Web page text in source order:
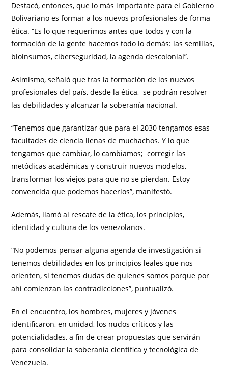
Destacó, entonces, que lo más importante para el Gobierno
Bolivariano es formar a los nuevos profesionales de forma
ética. “Es lo que requerimos antes que todos y con la
formación de la gente hacemos todo lo demás: las semillas,
bioinsumos, ciberseguridad, la agenda descolonial”.
Asimismo, señaló que tras la formación de los nuevos
profesionales del país, desde la ética, se podrán resolver
las debilidades y alcanzar la soberanía nacional.
“Tenemos que garantizar que para el 2030 tengamos esas
facultades de ciencia llenas de muchachos. Y lo que
tengamos que cambiar, lo cambiamos; corregir las
metódicas académicas y construir nuevos modelos,
transformar los viejos para que no se pierdan. Estoy
convencida que podemos hacerlos”, manifestó.
Además, llamó al rescate de la ética, los principios,
identidad y cultura de los venezolanos.
“No podemos pensar alguna agenda de investigación si
tenemos debilidades en los principios leales que nos
orienten, si tenemos dudas de quienes somos porque por
ahí comienzan las contradicciones”, puntualizó.
En el encuentro, los hombres, mujeres y jóvenes
identificaron, en unidad, los nudos críticos y las
potencialidades, a fin de crear propuestas que servirán
para consolidar la soberanía científica y tecnológica de
Venezuela.